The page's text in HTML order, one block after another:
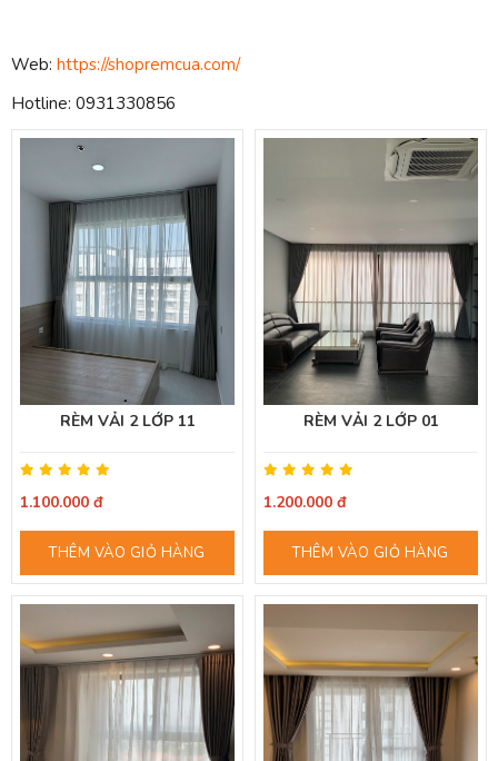
Web: https://shopremcua.com/
Hotline: 0931330856
RÈM VẢI 2 LỚP 11
1.100.000 đ
THÊM VÀO GIỎ HÀNG
RÈM VẢI 2 LỚP 01
1.200.000 đ
THÊM VÀO GIỎ HÀNG